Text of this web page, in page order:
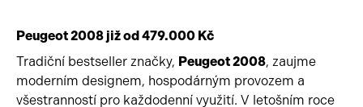
Peugeot 2008 již od 479.000 Kč
Tradiční bestseller značky, Peugeot 2008, zaujme
moderním designem, hospodárným provozem a
všestranností pro každodenní využití. V letošním roce